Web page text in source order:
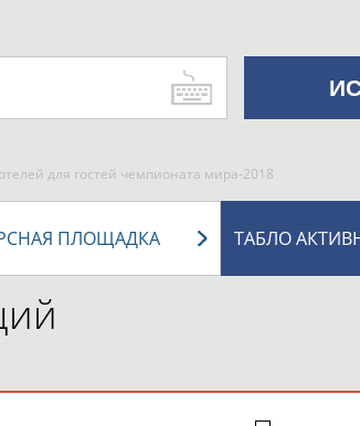
для гостей чемпионата мира-2018
ТАБЛО
ПЛОЩАДКА